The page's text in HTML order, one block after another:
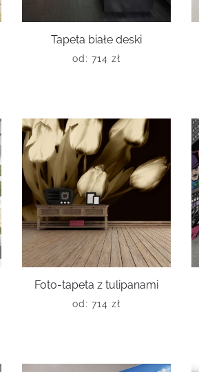
Tapeta białe deski
od: 714 zł
Foto-tapeta z tulipanami
od: 714 zł